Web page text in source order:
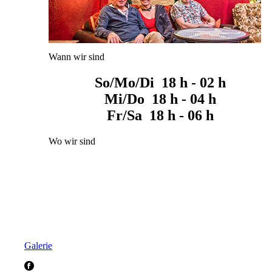
Wann wir sind
So/Mo/Di 18 h - 02 h
Mi/Do 18 h - 04 h
Fr/Sa 18 h - 06 h
Wo wir sind
Galerie